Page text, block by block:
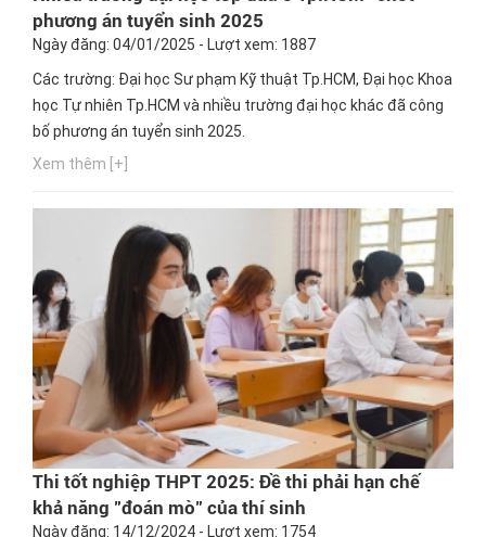
phương án tuyển sinh 2025
Ngày đăng: 04/01/2025 - Lượt xem: 1887
Các trường: Đại học Sư phạm Kỹ thuật Tp.HCM, Đại học Khoa
học Tự nhiên Tp.HCM và nhiều trường đại học khác đã công
bố phương án tuyển sinh 2025.
Xem thêm [+]
Thi tốt nghiệp THPT 2025: Đề thi phải hạn chế
khả năng "đoán mò" của thí sinh
Ngày đăng: 14/12/2024 - Lượt xem: 1754